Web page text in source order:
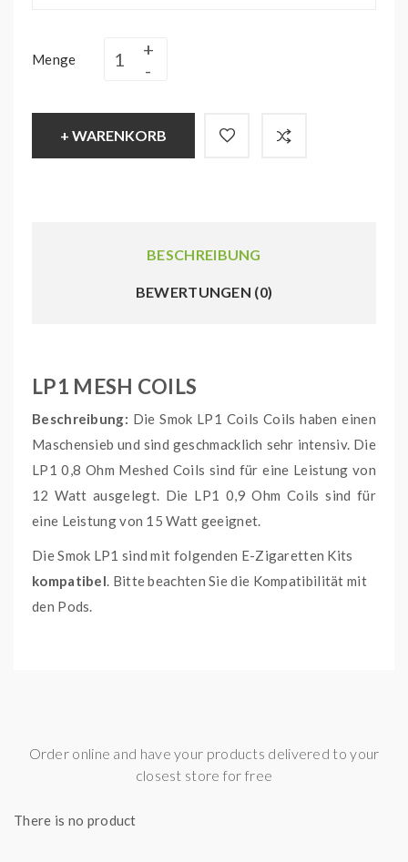
Menge
+ WARENKORB
BESCHREIBUNG
BEWERTUNGEN (0)
LP1 MESH COILS
Beschreibung: Die Smok LP1 Coils Coils haben einen
Maschensieb und sind geschmacklich sehr intensiv. Die
LP1 0,8 Ohm Meshed Coils sind für eine Leistung von
12 Watt ausgelegt. Die LP1 0,9 Ohm Coils sind für
eine Leistung von 15 Watt geeignet.
Die Smok LP1 sind mit folgenden E-Zigaretten Kits
kompatibel. Bitte beachten Sie die Kompatibilität mit
den Pods.
0,8 Ohm, 0,9 Ohm
Order online and have your products delivered to your
closest store for free
There is no product